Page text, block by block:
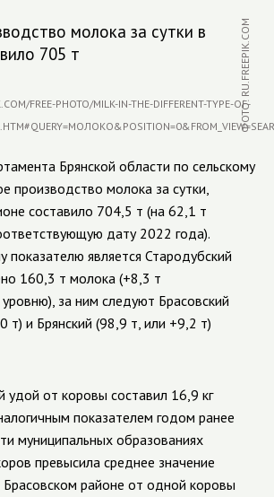
молока за сутки в
705 т
ФОТО: RU.FREEPIK.COM
Брянской области по сельскому
производство молока за сутки,
составило 704,5 т (на 62,1 т
дату 2022 года).
является Стародубский
160,3 т молока (+8,3 т
за ним следуют Брасовский
т) и Брянский (98,9 т, или +9,2 т)
удой от коровы составил 16,9 кг
показателем годом ранее
муниципальных образованиях
превысила среднее значение
Брасовском районе от одной коровы